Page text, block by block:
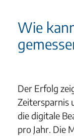
Wie
Der Erfolg
Zeitersparnis
die digitale
pro Jahr. Die